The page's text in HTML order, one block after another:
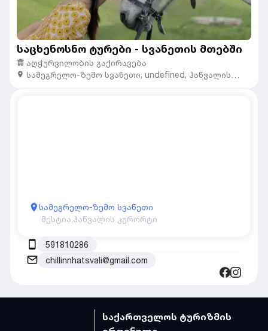
საცხენოსნო ტურები - სვანეთის მთებში
აღჭურვილობის გაქირავება
სამეგრელო-ზემო სვანეთი, undefined, ჰაწვალის
სამეგრელო-ზემო სვანეთი
მესტია,ჰაწვალის კურორტი
591810286
chillinnhatsvali@gmail.com
საქართველოს ტურიზმის